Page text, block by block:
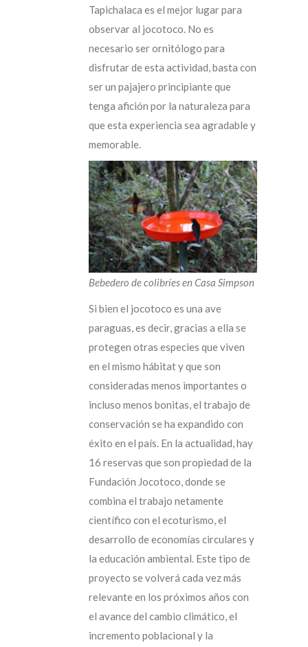
Tapichalaca es el mejor lugar para
observar al jocotoco. No es
necesario ser ornitólogo para
disfrutar de esta actividad, basta con
ser un pajajero principiante que
tenga afición por la naturaleza para
que esta experiencia sea agradable y
memorable.
Bebedero de colibríes en Casa Simpson
Si bien el jocotoco es una ave
paraguas, es decir, gracias a ella se
protegen otras especies que viven
en el mismo hábitat y que son
consideradas menos importantes o
incluso menos bonitas, el trabajo de
conservación se ha expandido con
éxito en el país. En la actualidad, hay
16 reservas que son propiedad de la
Fundación Jocotoco, donde se
combina el trabajo netamente
científico con el ecoturismo, el
desarrollo de economías circulares y
la educación ambiental. Este tipo de
proyecto se volverá cada vez más
relevante en los próximos años con
el avance del cambio climático, el
incremento poblacional y la